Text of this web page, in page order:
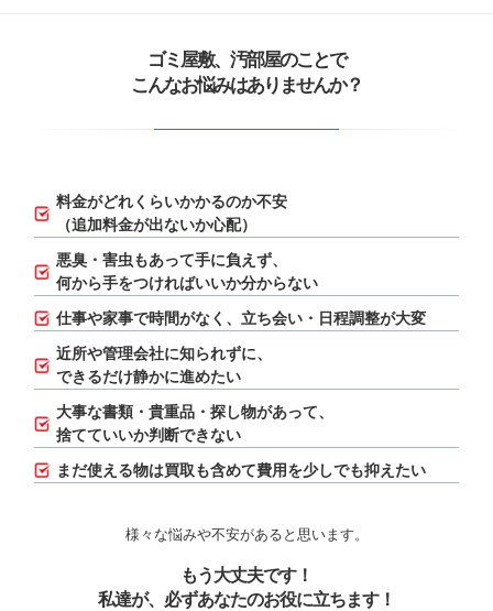
ゴミ屋敷、汚部屋のことで
こんなお悩みはありませんか？
料金がどれくらいかかるのか不安
（追加料金が出ないか心配）
悪臭・害虫もあって手に負えず、
何から手をつければいいか分からない
仕事や家事で時間がなく、立ち会い・日程調整が大変
近所や管理会社に知られずに、
できるだけ静かに進めたい
大事な書類・貴重品・探し物があって、
捨てていいか判断できない
まだ使える物は買取も含めて費用を少しでも抑えたい
様々な悩みや不安があると思います。
もう大丈夫です！
私達が、必ずあなたのお役に立ちます！